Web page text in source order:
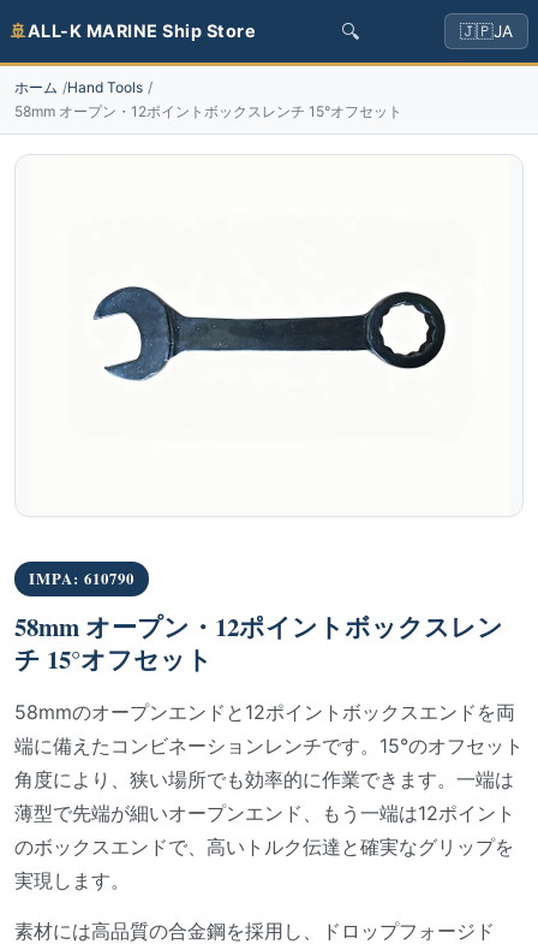
🚢ALL-K MARINE Ship Store 🔍 🇯🇵JA
ホーム
Hand Tools
58mm オープン・12ポイントボックスレンチ 15°オフセット
IMPA: 610790
58mm オープン・12ポイントボックスレン
チ 15°オフセット
58mmのオープンエンドと12ポイントボックスエンドを両
端に備えたコンビネーションレンチです。15°のオフセット
角度により、狭い場所でも効率的に作業できます。一端は
薄型で先端が細いオープンエンド、もう一端は12ポイント
のボックスエンドで、高いトルク伝達と確実なグリップを
実現します。
素材には高品質の合金鋼を採用し、ドロップフォージド